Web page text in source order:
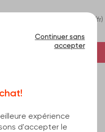
(fr)
Continuer sans
accepter
expérience
d'accepter le